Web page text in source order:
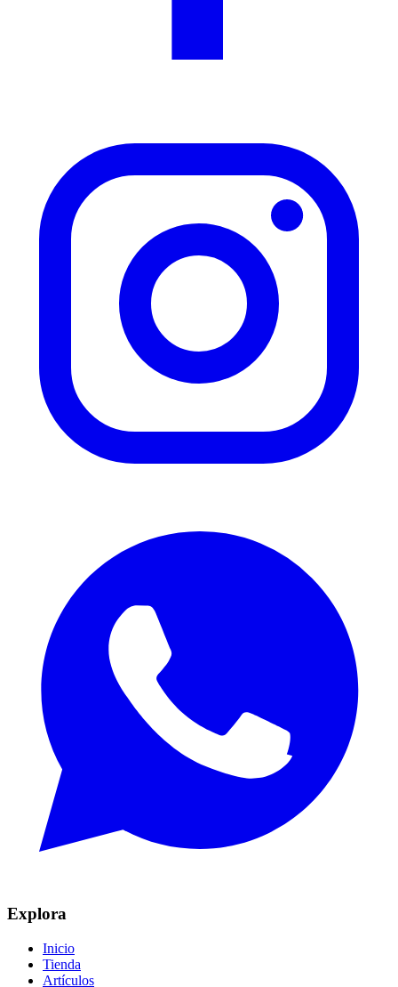
Explora
Inicio
Tienda
Artículos